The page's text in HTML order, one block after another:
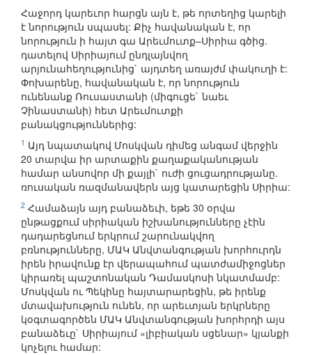
Հաջորդ կարեւոր հարցն այն է, թե որտեղից կարելի
է նորություն սպասել: Քիչ հավանական է, որ
նորություն ի հայտ գա Արեւմուտք–Սիրիա գծից.
դատելով Սիրիայում ընդլայնվող
արյունահեղությունից` այդտեղ առայժմ փակուղի է:
Փոխարենը, հավանական է, որ նորություն
ունենանք Ռուսաստանի (միգուցե` նաեւ
Չինաստանի) հետ Արեւմուտքի
բանակցություններից:
1 Այդ նպատակով Մոսկվան դիմեց անգամ վերջին
20 տարվա իր արտաքին քաղաքականության
համար անսովոր մի քայլի` ուժի ցուցադրությանը.
ռուսական ռազմանավերն այց կատարեցին Սիրիա:
2 Համաձայն այդ բանաձեւի, եթե 30 օրվա
ընթացքում սիրիական իշխանությունները չէին
դադարեցնում երկրում շարունակվող
բռնությունները, ՄԱԿ Անվտանգության խորհուրդն
իրեն իրավունք էր վերապահում պատժամիջոցներ
կիրառել պաշտոնական Դամասկոսի նկատմամբ:
Մոսկվան ու Պեկինը հայտարարեցին, թե իրենք
մտավախություն ունեն, որ արեւտյան երկրները
կօգտագործեն ՄԱԿ Անվտանգության խորհրդի այս
բանաձեւը` Սիրիայում «լիբիական սցենար» կյանքի
կոչելու համար: